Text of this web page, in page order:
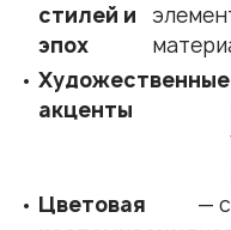
стилей и
эпох
Художественные
акценты
Цветовая
—